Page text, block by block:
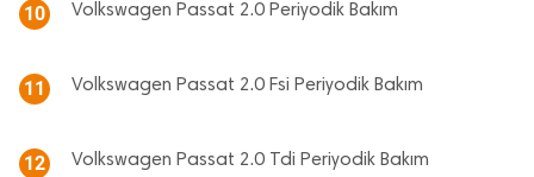
10 Volkswagen Passat 2.0 Periyodik Bakım
11 Volkswagen Passat 2.0 Fsi Periyodik Bakım
12 Volkswagen Passat 2.0 Tdi Periyodik Bakım